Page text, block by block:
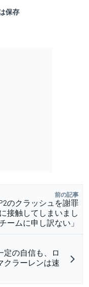
保存
前の記事
のクラッシュを謝罪
接触してしまいまし
ームに申し訳ない」
定の自信も、ロ
クラーレンは速